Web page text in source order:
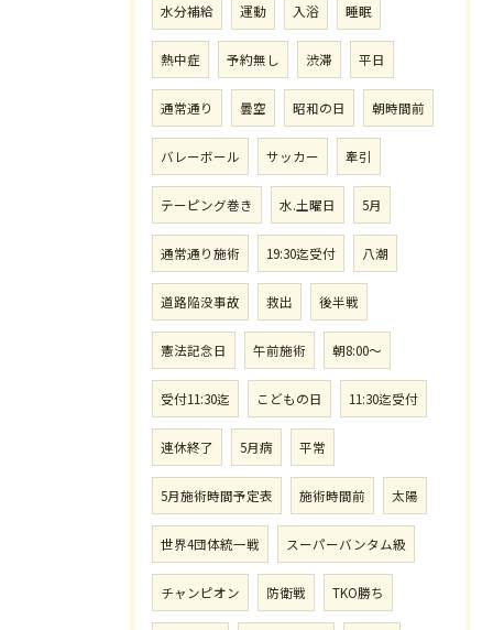
水分補給 運動 入浴 睡眠
熱中症 予約無し 渋滞 平日
通常通り 曇空 昭和の日 朝時間前
バレーボール サッカー 牽引
テーピング巻き 水.土曜日 5月
通常通り施術 19:30迄受付 八潮
道路陥没事故 救出 後半戦
憲法記念日 午前施術 朝8:00〜
受付11:30迄 こどもの日 11:30迄受付
連休終了 5月病 平常
5月施術時間予定表 施術時間前 太陽
世界4団体統一戦 スーパーバンタム級
チャンピオン 防衛戦 TKO勝ち